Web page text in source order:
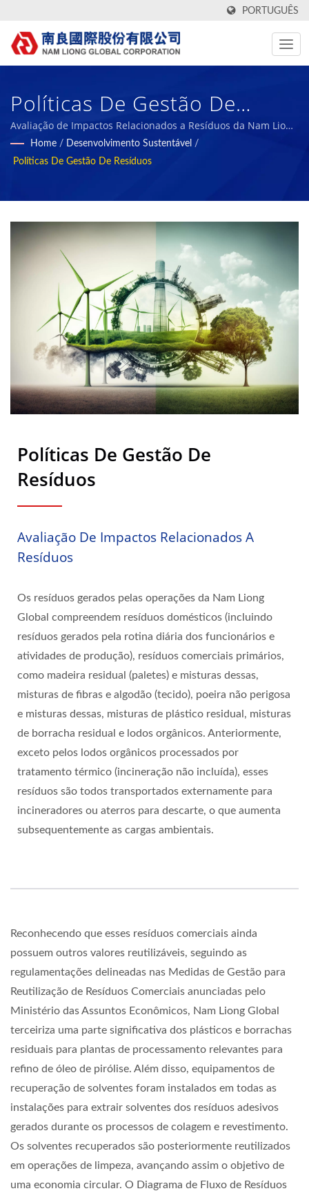
PORTUGUÊS
Políticas De Gestão De
Resíduos / Fabricante De
Tecidos Têxteis E Materiais
Ecológicos Desde 1972 |
Nam Liong
Avaliação de Impactos Relacionados a Resíduos da Nam Liong
GlobalHome / Desenvolvimento Sustentável /
Políticas De Gestão De Resíduos
Políticas De Gestão De
Resíduos
Avaliação De Impactos Relacionados A
Resíduos
Os resíduos gerados pelas operações da Nam Liong
Global compreendem resíduos domésticos (incluindo
resíduos gerados pela rotina diária dos funcionários e
atividades de produção), resíduos comerciais primários,
como madeira residual (paletes) e misturas dessas,
misturas de fibras e algodão (tecido), poeira não perigosa
e misturas dessas, misturas de plástico residual, misturas
de borracha residual e lodos orgânicos. Anteriormente,
exceto pelos lodos orgânicos processados por
tratamento térmico (incineração não incluída), esses
resíduos são todos transportados externamente para
incineradores ou aterros para descarte, o que aumenta
subsequentemente as cargas ambientais.
Reconhecendo que esses resíduos comerciais ainda
possuem outros valores reutilizáveis, seguindo as
regulamentações delineadas nas Medidas de Gestão para
Reutilização de Resíduos Comerciais anunciadas pelo
Ministério das Assuntos Econômicos, Nam Liong Global
terceiriza uma parte significativa dos plásticos e borrachas
residuais para plantas de processamento relevantes para
refino de óleo de pirólise. Além disso, equipamentos de
recuperação de solventes foram instalados em todas as
instalações para extrair solventes dos resíduos adesivos
gerados durante os processos de colagem e revestimento.
Os solventes recuperados são posteriormente reutilizados
em operações de limpeza, avançando assim o objetivo de
uma economia circular. O Diagrama de Fluxo de Resíduos